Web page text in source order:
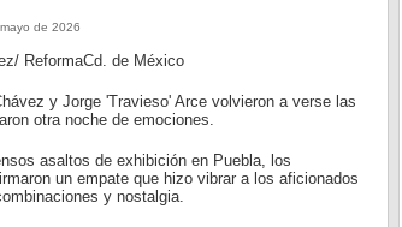
de 2026
ReformaCd. de México
y Jorge 'Travieso' Arce volvieron a verse las
otra noche de emociones.
asaltos de exhibición en Puebla, los
un empate que hizo vibrar a los aficionados
y nostalgia.